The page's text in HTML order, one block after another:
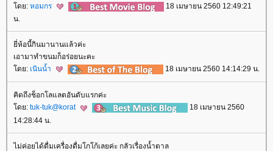
ดย: หอมกร
18 เมษายน 2560 12:49:21
น.
ี่ห้อนี้กินมานานแล้วค่ะ
เอามาทำขนมก็อร่อยนะคะ
ดย: เนินน้ำ 18 เมษายน 2560 14:14:29 น.
คิดถึงช็อกโลแลตอันดับแรกค่ะ
ดย: tuk-tuk@korat
18 เมษายน 2560
14:28:44 น.
ไม่ค่อยได้ดื่มเครื่องดื่มโกโก้เลยค่ะ กลัวเรื่องน้ำตาล